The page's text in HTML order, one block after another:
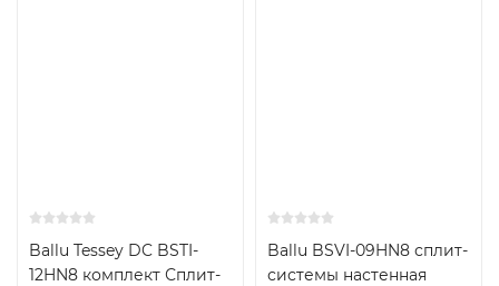
Ballu Tessey DC BSTI-
12HN8 комплект Сплит-
Ballu BSVI-09HN8 сплит-
системы настенная